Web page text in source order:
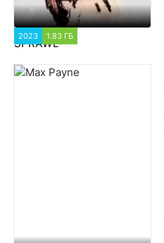
2023 1.83 ГБ
SPRAWL